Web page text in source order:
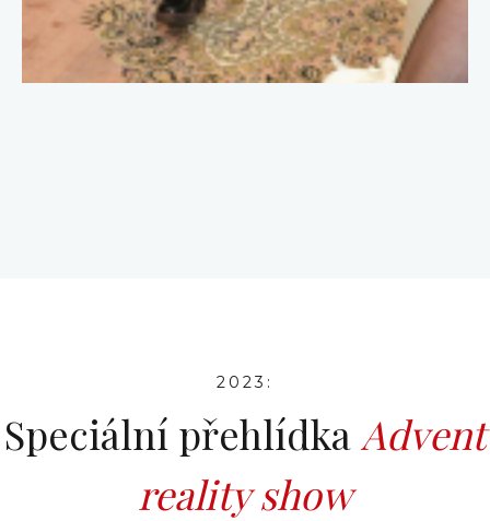
2023:
Speciální přehlídka Advent
reality show